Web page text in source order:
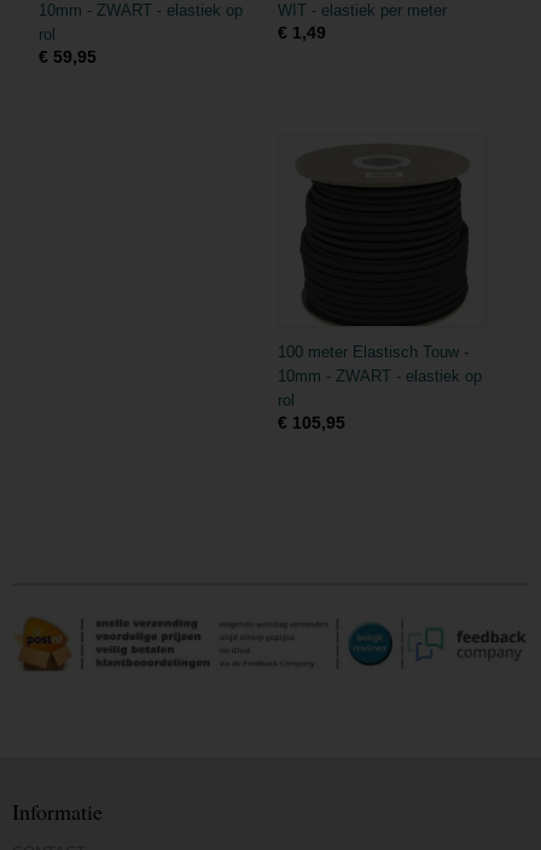
10mm - ZWART - elastiek op
rol
€ 59,95
WIT - elastiek per meter
€ 1,49
100 meter Elastisch Touw -
10mm - ZWART - elastiek op
rol
€ 105,95
Informatie